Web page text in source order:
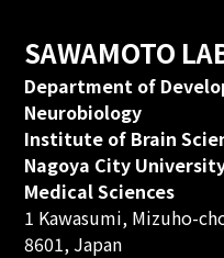
SAWAMOTO
Department of
Neurobiology
Institute of Brain
Nagoya City
Medical Sciences
1 Kawasumi, Mizuho-
8601, Japan